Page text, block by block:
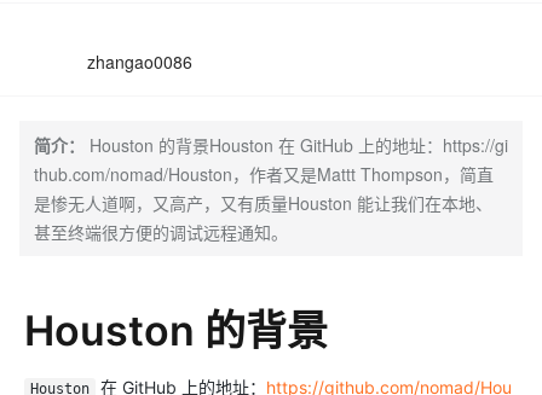
zhangao0086
简介：
Houston 的背景Houston 在 GitHub 上的地址：https://gi
thub.com/nomad/Houston，作者又是Mattt Thompson，简直
是惨无人道啊，又高产，又有质量Houston 能让我们在本地、
甚至终端很方便的调试远程通知。
Houston 的背景
Houston 在 GitHub 上的地址： https://github.com/nomad/Hou